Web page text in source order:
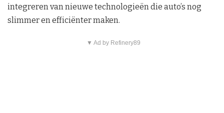
integreren van nieuwe technologieën die auto’s nog
slimmer en efficiënter maken.
▼ Ad by Refinery89